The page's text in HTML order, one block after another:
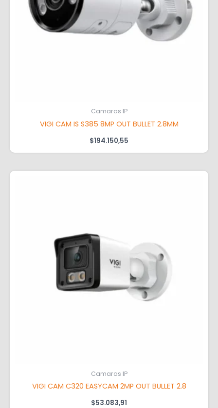
Camaras IP
VIGI CAM IS S385 8MP OUT BULLET 2.8MM
$194.150,55
Camaras IP
VIGI CAM C320 EASYCAM 2MP OUT BULLET 2.8
$53.083,91